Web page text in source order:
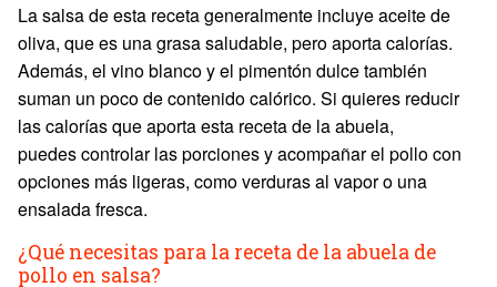
La salsa de esta receta generalmente incluye aceite de
oliva, que es una grasa saludable, pero aporta calorías.
Además, el vino blanco y el pimentón dulce también
suman un poco de contenido calórico. Si quieres reducir
las calorías que aporta esta receta de la abuela,
puedes controlar las porciones y acompañar el pollo con
opciones más ligeras, como verduras al vapor o una
ensalada fresca.
¿Qué necesitas para la receta de la abuela de
pollo en salsa?